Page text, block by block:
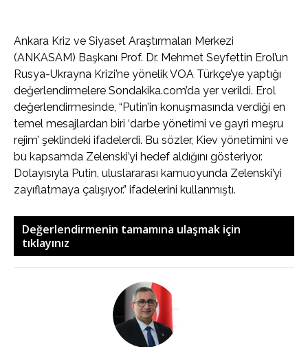
Ankara Kriz ve Siyaset Araştırmaları Merkezi
(ANKASAM) Başkanı Prof. Dr. Mehmet Seyfettin Erol’un
Rusya-Ukrayna Krizi’ne yönelik VOA Türkçe’ye yaptığı
değerlendirmelere Sondakika.com’da yer verildi. Erol
değerlendirmesinde, “Putin’in konuşmasında verdiği en
temel mesajlardan biri ‘darbe yönetimi ve gayri meşru
rejim’ şeklindeki ifadelerdi. Bu sözler, Kiev yönetimini ve
bu kapsamda Zelenski’yi hedef aldığını gösteriyor.
Dolayısıyla Putin, uluslararası kamuoyunda Zelenski’yi
zayıflatmaya çalışıyor.” ifadelerini kullanmıştı.
Değerlendirmenin tamamına ulaşmak için
tıklayınız